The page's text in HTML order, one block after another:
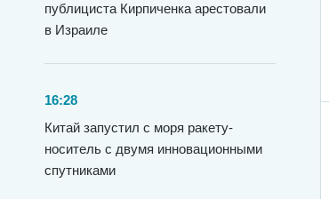
публициста Кирпиченка арестовали
в Израиле
16:28
Китай запустил с моря ракету-
носитель с двумя инновационными
спутниками